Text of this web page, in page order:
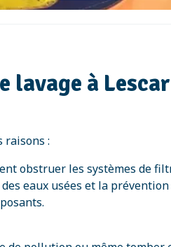
à
raisons :
obstruer les systèmes de
eaux usées et la